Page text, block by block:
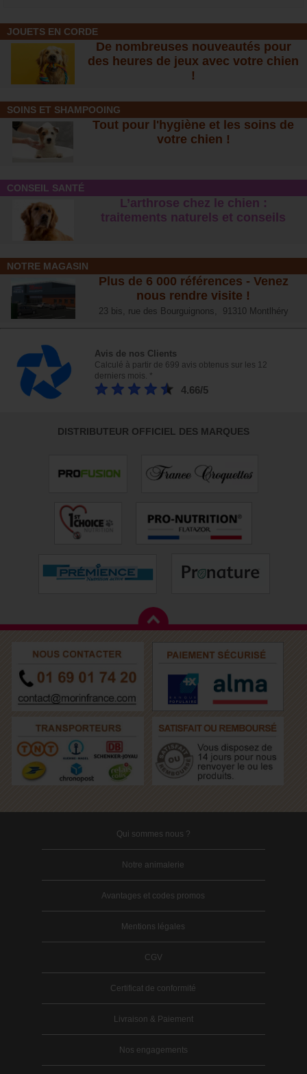
JOUETS EN CORDE
De nombreuses nouveautés pour
des heures de jeux avec votre chien
!
SOINS ET SHAMPOOING
Tout pour l'hygiène et les soins de
votre chien !
CONSEIL SANTÉ
L’arthrose chez le chien :
traitements naturels et conseil s
NOTRE MAGASIN
Plus de 6 000 références - Venez
nous rendre visite !
23 bis, rue des Bourguignons, 91310 Montlhéry
Avis de nos Clients
Calculé à partir de 699 avis obtenus sur les 12
derniers mois. *
4.66/5
DISTRIBUTEUR OFFICIEL DES MARQUES
Qui sommes nous ?
Notre animalerie
Avantages et codes promos
Mentions légales
CGV
Certificat de conformité
Livraison & Paiement
Nos engagements